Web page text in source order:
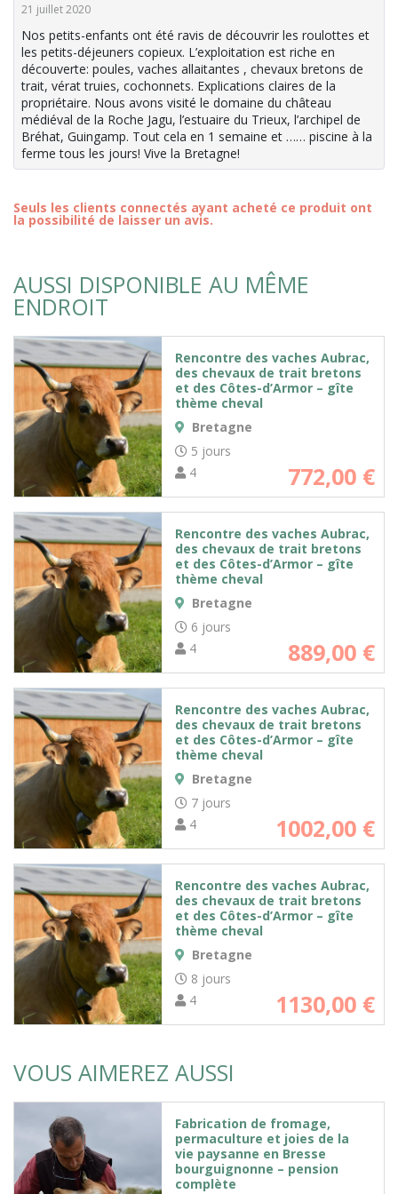
21 juillet 2020
Nos petits-enfants ont été ravis de découvrir les roulottes et
les petits-déjeuners copieux. L’exploitation est riche en
découverte: poules, vaches allaitantes , chevaux bretons de
trait, vérat truies, cochonnets. Explications claires de la
propriétaire. Nous avons visité le domaine du château
médiéval de la Roche Jagu, l’estuaire du Trieux, l’archipel de
Bréhat, Guingamp. Tout cela en 1 semaine et …… piscine à la
ferme tous les jours! Vive la Bretagne!
Seuls les clients connectés ayant acheté ce produit ont
la possibilité de laisser un avis.
AUSSI DISPONIBLE AU MÊME
ENDROIT
Rencontre des vaches Aubrac,
des chevaux de trait bretons
et des Côtes-d’Armor – gîte
thème cheval
Bretagne
5 jours
4
772,00 €
Rencontre des vaches Aubrac,
des chevaux de trait bretons
et des Côtes-d’Armor – gîte
thème cheval
Bretagne
6 jours
4
889,00 €
Rencontre des vaches Aubrac,
des chevaux de trait bretons
et des Côtes-d’Armor – gîte
thème cheval
Bretagne
7 jours
4
1002,00 €
Rencontre des vaches Aubrac,
des chevaux de trait bretons
et des Côtes-d’Armor – gîte
thème cheval
Bretagne
8 jours
4
1130,00 €
VOUS AIMEREZ AUSSI
Fabrication de fromage,
permaculture et joies de la
vie paysanne en Bresse
bourguignonne – pension
complète